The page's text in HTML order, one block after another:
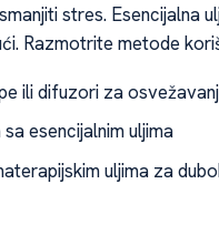
stres. Esencijalna
Razmotrite metode
ili difuzori za
esencijalnim uljima
uljima za